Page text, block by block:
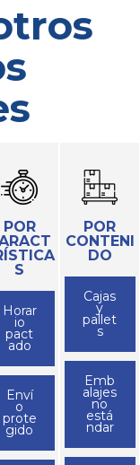
POR
S
Horar
io
pact
ado
Enví
o
prote
gido
POR
CONTENI
DO
Cajas
y
pallet
s
Emb
alajes
no
está
ndar